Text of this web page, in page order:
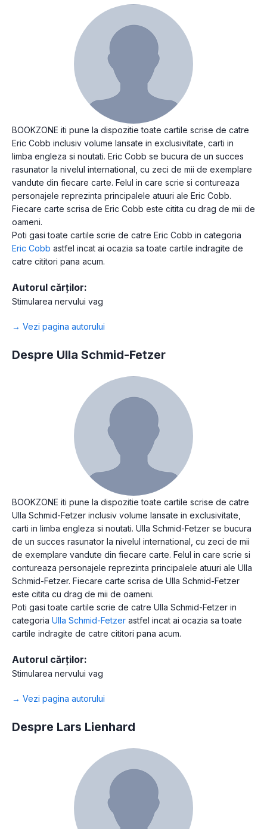
BOOKZONE iti pune la dispozitie toate cartile scrise de catre
Eric Cobb inclusiv volume lansate in exclusivitate, carti in
limba engleza si noutati. Eric Cobb se bucura de un succes
rasunator la nivelul international, cu zeci de mii de exemplare
vandute din fiecare carte. Felul in care scrie si contureaza
personajele reprezinta principalele atuuri ale Eric Cobb.
Fiecare carte scrisa de Eric Cobb este citita cu drag de mii de
oameni.
Poti gasi toate cartile scrie de catre Eric Cobb in categoria
Eric Cobb astfel incat ai ocazia sa toate cartile indragite de
catre cititori pana acum.
Autorul cărților:
Stimularea nervului vag
→ Vezi pagina autorului
Despre Ulla Schmid-Fetzer
BOOKZONE iti pune la dispozitie toate cartile scrise de catre
Ulla Schmid-Fetzer inclusiv volume lansate in exclusivitate,
carti in limba engleza si noutati. Ulla Schmid-Fetzer se bucura
de un succes rasunator la nivelul international, cu zeci de mii
de exemplare vandute din fiecare carte. Felul in care scrie si
contureaza personajele reprezinta principalele atuuri ale Ulla
Schmid-Fetzer. Fiecare carte scrisa de Ulla Schmid-Fetzer
este citita cu drag de mii de oameni.
Poti gasi toate cartile scrie de catre Ulla Schmid-Fetzer in
categoria Ulla Schmid-Fetzer astfel incat ai ocazia sa toate
cartile indragite de catre cititori pana acum.
Autorul cărților:
Stimularea nervului vag
→ Vezi pagina autorului
Despre Lars Lienhard